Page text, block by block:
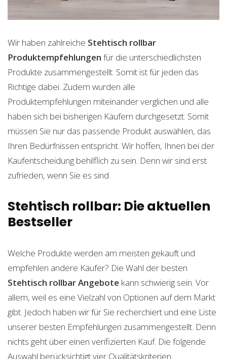
Wir haben zahlreiche Stehtisch rollbar
Produktempfehlungen für die unterschiedlichsten
Produkte zusammengestellt. Somit ist für jeden das
Richtige dabei. Zudem wurden alle
Produktempfehlungen miteinander verglichen und alle
haben sich bei bisherigen Käufern durchgesetzt. Somit
müssen Sie nur das passende Produkt auswählen, das
Ihren Bedürfnissen entspricht. Wir hoffen, Ihnen bei der
Kaufentscheidung behilflich zu sein. Denn wir sind erst
zufrieden, wenn Sie es sind.
Stehtisch rollbar: Die aktuellen
Bestseller
Welche Produkte werden am meisten gekauft und
empfehlen andere Käufer? Die Wahl der besten
Stehtisch rollbarAngebote kann schwierig sein. Vor
allem, weil es eine Vielzahl von Optionen auf dem Markt
gibt. Jedoch haben wir für Sie recherchiert und eine Liste
unserer besten Empfehlungen zusammengestellt. Denn
nichts geht über einen verifizierten Kauf. Die folgende
Auswahl berücksichtigt vier Qualitätskriterien.